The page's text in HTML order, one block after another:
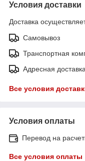
Условия доставки
Доставка
Самовывоз
Транспортная
Адресная доставка
Все условия
Условия оплаты
Перевод на
Все условия оплаты